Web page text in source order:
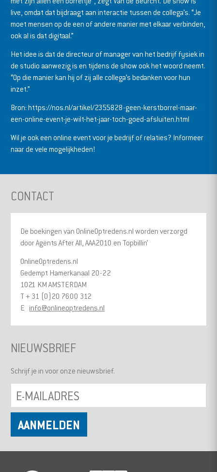
live, omdat dat bijdraagt aan interactie tussen de collega’s. “Je
moet mensen op de een of andere manier met elkaar verbinden,
ook al is dat digitaal.”
Het idee is dat de directeur of manager van het bedrijf fysiek in
de studio aanwezig is en tijdens de show ook het woord neemt.
“Op die manier kan hij of zij alle collega’s bedanken voor hun
inzet.”
Bron: https://nos.nl/artikel/2355828-geen-kerstborrel-maar-
een-online-event-je-wilt-het-jaar-toch-goed-afsluiten.html
Wil je ook een online event voor je bedrijf of relaties? Informeer
naar de vele mogelijkheden!
CONTACT
De boekingen van OnlineOptredens.nl worden verzorgd
door Agents After All, AAA2010 en Topbillin’
OnlineOptredens.nl
Gedempt Hamerkanaal 20-22
1021 KM AMSTERDAM
T + 31 (0)20 7600 312
E info@onlineoptredens.nl
NIEUWSBRIEF
Schrijf je in voor onze nieuwsbrief.